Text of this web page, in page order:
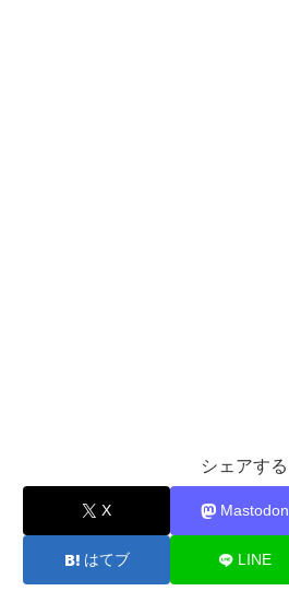
シェアする
X Mastodon
はてブ LINE